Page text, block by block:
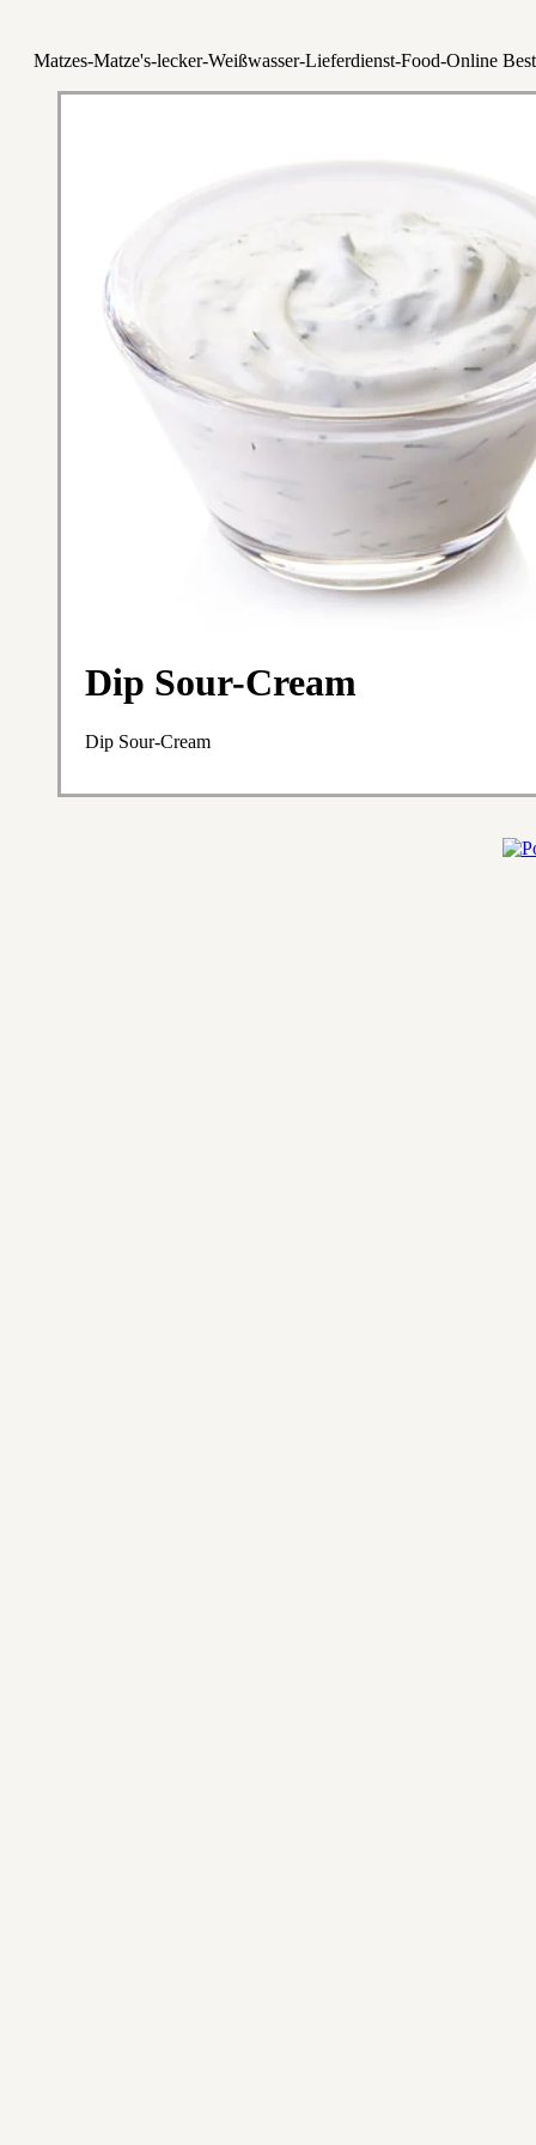
Matzes-Matze's-lecker-Weißwasser-Lieferdienst-Food-Online
Dip Sour-Cream
Dip Sour-Cream